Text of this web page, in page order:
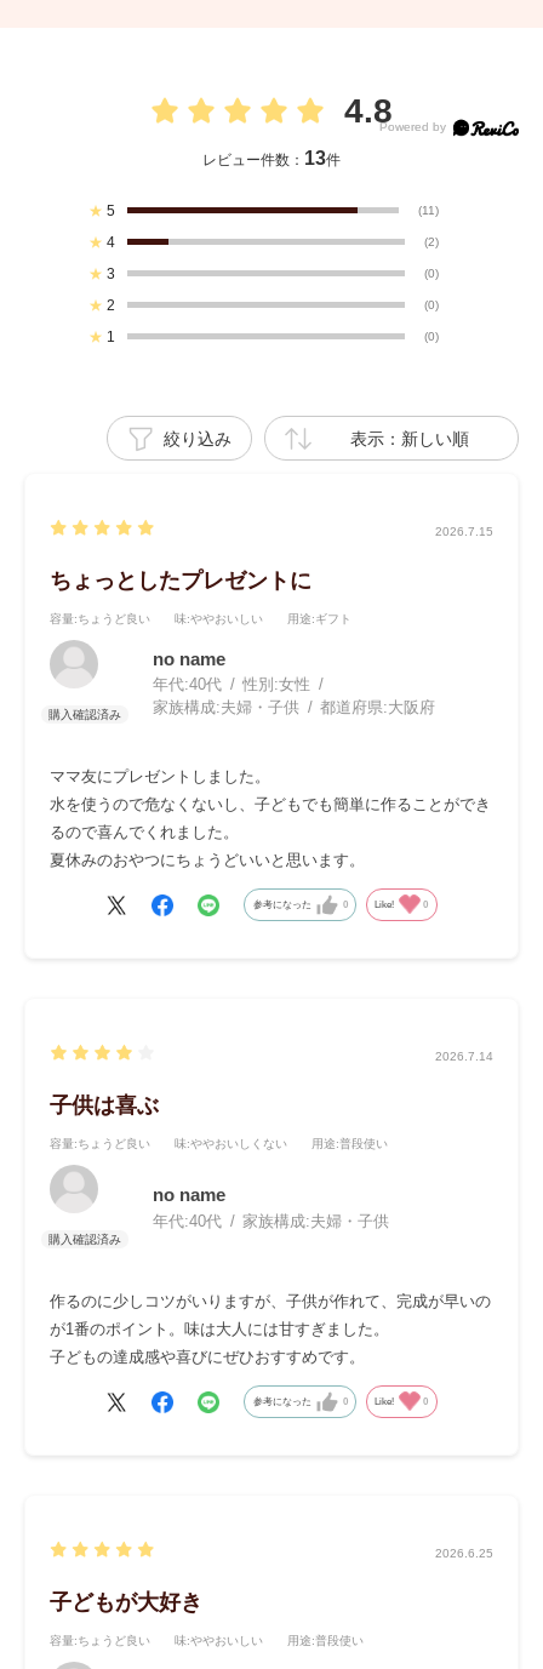
4.8
レビュー件数： 13件
★ 5 (11)
★ 4 (2)
★ 3 (0)
★ 2 (0)
★ 1 (0)
絞り込み 表示：新しい順
2026.7.15
ちょっとしたプレゼントに
容量:ちょうど良い 味:ややおいしい 用途:ギフト
no name
年代:40代 性別:女性
家族構成:夫婦・子供 都道府県:大阪府
ママ友にプレゼントしました。
水を使うので危なくないし、子どもでも簡単に作ることができ
るので喜んでくれました。
夏休みのおやつにちょうどいいと思います。
参考になった 0 Like! 0
2026.7.14
子供は喜ぶ
容量:ちょうど良い 味:ややおいしくない 用途:普段使い
no name
年代:40代 家族構成:夫婦・子供
作るのに少しコツがいりますが、子供が作れて、完成が早いの
が1番のポイント。味は大人には甘すぎました。
子どもの達成感や喜びにぜひおすすめです。
参考になった 0 Like! 0
2026.6.25
子どもが大好き
容量:ちょうど良い 味:ややおいしい 用途:普段使い